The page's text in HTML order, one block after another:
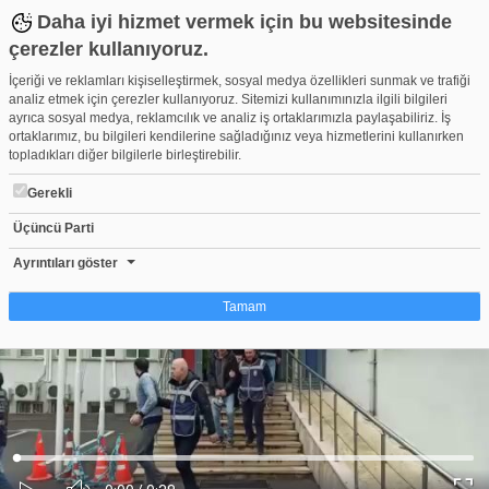
Daha iyi hizmet vermek için bu websitesinde
çerezler kullanıyoruz.
İçeriği ve reklamları kişiselleştirmek, sosyal medya özellikleri sunmak ve trafiği
analiz etmek için çerezler kullanıyoruz. Sitemizi kullanımınızla ilgili bilgileri
ayrıca sosyal medya, reklamcılık ve analiz iş ortaklarımızla paylaşabiliriz. İş
ortaklarımız, bu bilgileri kendilerine sağladığınız veya hizmetlerini kullanırken
topladıkları diğer bilgilerle birleştirebilir.
Gerekli
Üçüncü Parti
Ayrıntıları göster
Tamam
Çerez nedir?
Çerezler, web-sitelerinin, kullanıcıların deneyimlerini daha verimli hale getirmek
amacıyla kullandığı küçük metin dosyalarıdır. Yasalara göre, bu sitenin
işletilmesi için kesinlikle gerekli olan çerezleri cihazınıza yerleştirebiliyoruz.
Diğer çerez türleri için sizden izin almamız gerekiyor. Bu site farklı çerez türleri
kullanmaktadır. Bazı çerezler, sayfalarımızda yer alan üçüncü şahıs hizmetleri
tarafından yerleştirilir. İzniniz şu alanlar için geçerlidir: web.tv
Ses
Yüklendi:
0%
Yükleniyor:
Bursa'da şafak vakti operasyonla yakalandılar